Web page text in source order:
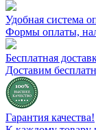
Удобная система
Формы оплаты,
Бесплатная
Доставим
Гарантия качества!